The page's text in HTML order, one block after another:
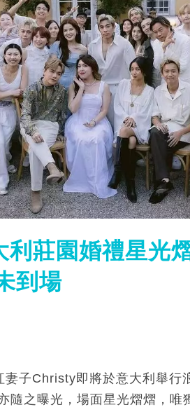
莊園婚禮星光
到場
子Christy即將於意大利舉行
隨之曝光，場面星光熠熠，唯